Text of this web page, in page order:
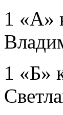
1 «А»
1 «Б»